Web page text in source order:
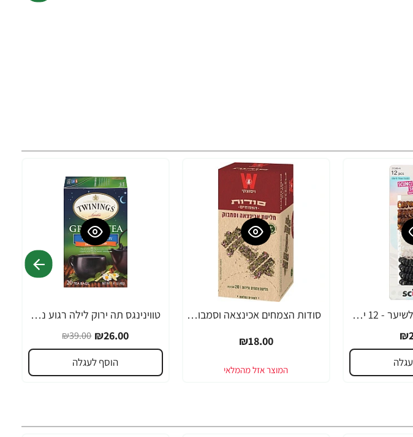
גומיות ספירליות לשיער - 12 יחידות - מבית Scunci
סודות הצמחים אכינצאה וסמבוק ויסוצקי 20 שקיקים
₪18.00
-33%
טווינינגס תה ירוק לילה רגוע נטול קפאין טבעי 20 שקיות - מבית Twinings
₪26.00
₪39.00
הוסף לעגלה